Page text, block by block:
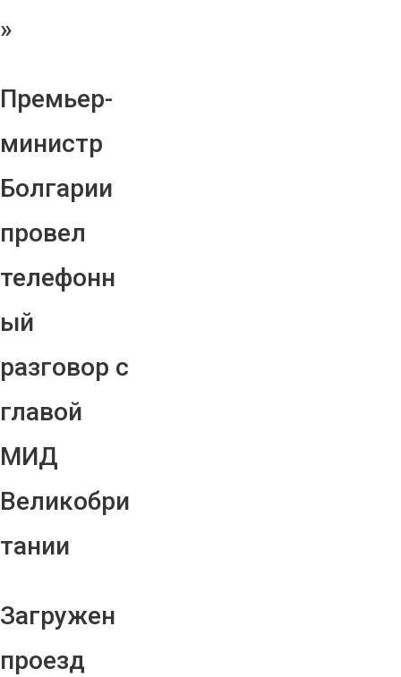
»
Премьер-
министр
Болгарии
провел
телефонн
ый
разговор с
главой
МИД
Великобри
тании
Загружен
проезд